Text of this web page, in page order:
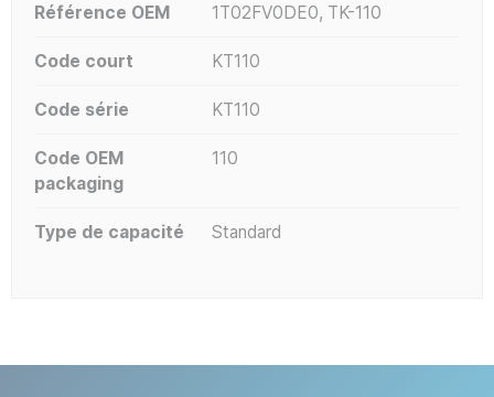
Référence OEM 1T02FV0DE0, TK-110
Code court KT110
Code série KT110
Code OEM
packaging
110
Type de capacité Standard